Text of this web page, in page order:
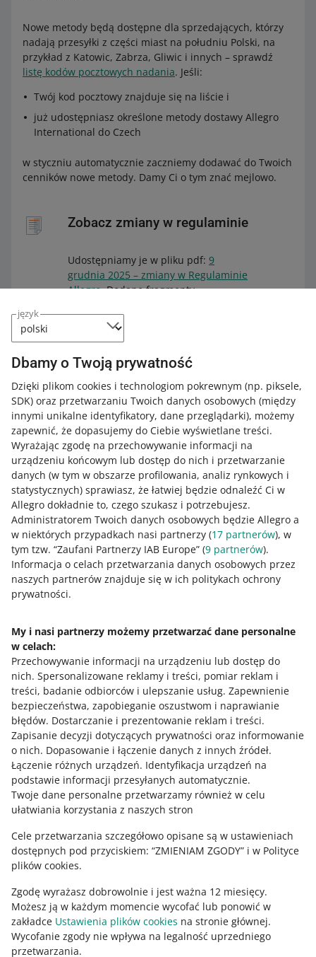
język
Dbamy o Twoją prywatność
Dzięki plikom cookies i technologiom pokrewnym (np. piksele,
SDK) oraz przetwarzaniu Twoich danych osobowych (między
innymi unikalne identyfikatory, dane przeglądarki), możemy
zapewnić, że dopasujemy do Ciebie wyświetlane treści.
Wyrażając zgodę na przechowywanie informacji na
urządzeniu końcowym lub dostęp do nich i przetwarzanie
danych (w tym w obszarze profilowania, analiz rynkowych i
statystycznych) sprawiasz, że łatwiej będzie odnaleźć Ci w
Allegro dokładnie to, czego szukasz i potrzebujesz.
Administratorem Twoich danych osobowych będzie Allegro a
w niektórych przypadkach nasi partnerzy (17 partnerów), w
tym tzw. “Zaufani Partnerzy IAB Europe” (9 partnerów).
Informacja o celach przetwarzania danych osobowych przez
naszych partnerów znajduje się w ich politykach ochrony
prywatności.
My i nasi partnerzy możemy przetwarzać dane personalne
w celach:
Przechowywanie informacji na urządzeniu lub dostęp do
nich. Spersonalizowane reklamy i treści, pomiar reklam i
treści, badanie odbiorców i ulepszanie usług. Zapewnienie
bezpieczeństwa, zapobieganie oszustwom i naprawianie
błędów. Dostarczanie i prezentowanie reklam i treści.
Zapisanie decyzji dotyczących prywatności oraz informowanie
o nich. Dopasowanie i łączenie danych z innych źródeł.
Łączenie różnych urządzeń. Identyfikacja urządzeń na
podstawie informacji przesyłanych automatycznie.
Twoje dane personalne przetwarzamy również w celu
ułatwiania korzystania z naszych stron
Cele przetwarzania szczegółowo opisane są w ustawieniach
dostępnych pod przyciskiem: “ZMIENIAM ZGODY” i w Polityce
plików cookies.
Zgodę wyrażasz dobrowolnie i jest ważna 12 miesięcy.
Możesz ją w każdym momencie wycofać lub ponowić w
zakładce Ustawienia plików cookies na stronie głównej.
Wycofanie zgody nie wpływa na legalność uprzedniego
przetwarzania.
Nowe metody będą dostępne dla sprzedających, którzy
nadają przesyłki z części miast na południu Polski, na
przykład z Katowic, Zabrza, Gliwic i innych – sprawdź
listę kodów pocztowych nadania. Jeśli:
Twój kod pocztowy znajduje się na liście i
już udostępniasz określone metody dostawy Allegro
International do Czech
w styczniu automatycznie zaczniemy dodawać do Twoich
cenników nowe metody. Damy Ci o tym znać mejlowo.
Zobacz zmiany w regulaminie
Udostępniamy je w pliku pdf: 9
grudnia 2025 – zmiany w Regulaminie
Allegro. Dodane fragmenty
usunięte – przekreśliliśmy.
Plik umieściliśmy na trwałym nośniku.
Dzięki temu masz gwarancję, że
pozostanie w niezmienionej postaci
przez 10 lat. Plik możesz sprawdzić na
stroniedostawcy tej usługi.
Jak oceniasz te zmiany/nowości?
0 - Porażka
10 - Rewelacja
0 1 2 3 4 5 6
Potrzebujesz pomocy?
Skontaktuj się z nami
Zapytaj społeczność
Zajrzyj na Allegro Gadane
Ta strona jest też dostępna w innych językach